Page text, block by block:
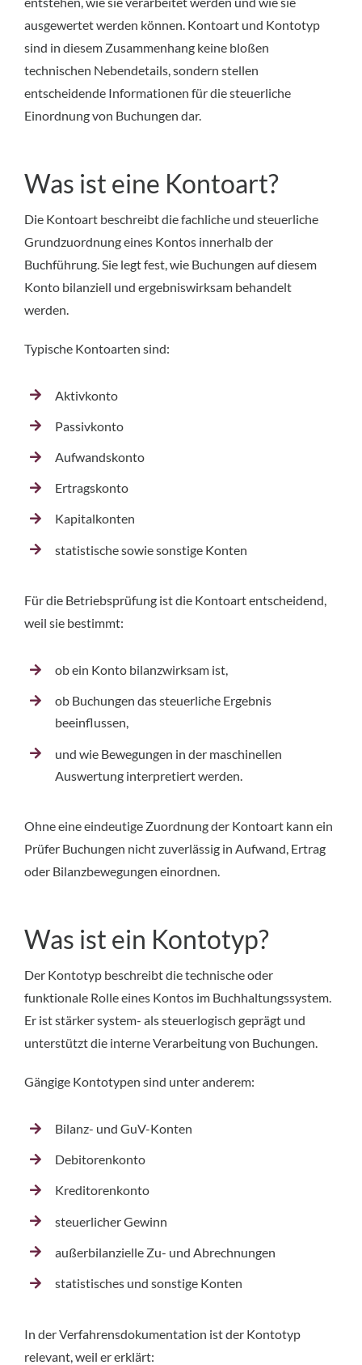
ausgewertet werden können. Kontoart und Kontotyp
sind in diesem Zusammenhang keine bloßen
technischen Nebendetails, sondern stellen
entscheidende Informationen für die steuerliche
Einordnung von Buchungen dar.
Was ist eine Kontoart?
Die Kontoart beschreibt die fachliche und steuerliche
Grundzuordnung eines Kontos innerhalb der
Buchführung. Sie legt fest, wie Buchungen auf diesem
Konto bilanziell und ergebniswirksam behandelt
werden.
Typische Kontoarten sind:
Aktivkonto
Passivkonto
Aufwandskonto
Ertragskonto
Kapitalkonten
statistische sowie sonstige Konten
Für die Betriebsprüfung ist die Kontoart entscheidend,
weil sie bestimmt:
ob ein Konto bilanzwirksam ist,
ob Buchungen das steuerliche Ergebnis
beeinflussen,
und wie Bewegungen in der maschinellen
Auswertung interpretiert werden.
Ohne eine eindeutige Zuordnung der Kontoart kann ein
Prüfer Buchungen nicht zuverlässig in Aufwand, Ertrag
oder Bilanzbewegungen einordnen.
Was ist ein Kontotyp?
Der Kontotyp beschreibt die technische oder
funktionale Rolle eines Kontos im Buchhaltungssystem.
Er ist stärker system- als steuerlogisch geprägt und
unterstützt die interne Verarbeitung von Buchungen.
Gängige Kontotypen sind unter anderem:
Bilanz- und GuV-Konten
Debitorenkonto
Kreditorenkonto
steuerlicher Gewinn
außerbilanzielle Zu- und Abrechnungen
statistisches und sonstige Konten
In der Verfahrensdokumentation ist der Kontotyp
relevant, weil er erklärt: